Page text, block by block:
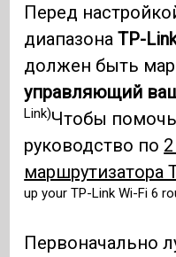
Перед
диапазонаTP-
должен быть
управляющий
Link)Чтобы
руководство по
маршрутизатора
up your TP-Link Wi-Fi 6
Первоначально